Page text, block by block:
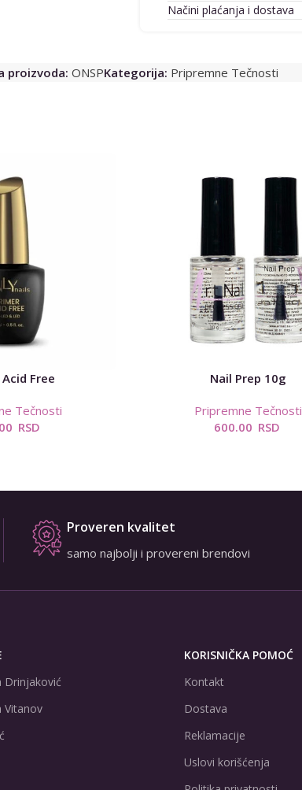
Načini plaćanja i dostava
proizvoda: ONSPKategorija: Pripremne Tečnosti
Free
Tečnosti
RSD
Nail Prep 10g
Pripremne Tečnosti
600.00 RSD
Proveren kvalitet
samo najbolji i provereni brendovi
Drinjaković
Vitanov
KORISNIČKA POMOĆ
Kontakt
Dostava
Reklamacije
Uslovi korišćenja